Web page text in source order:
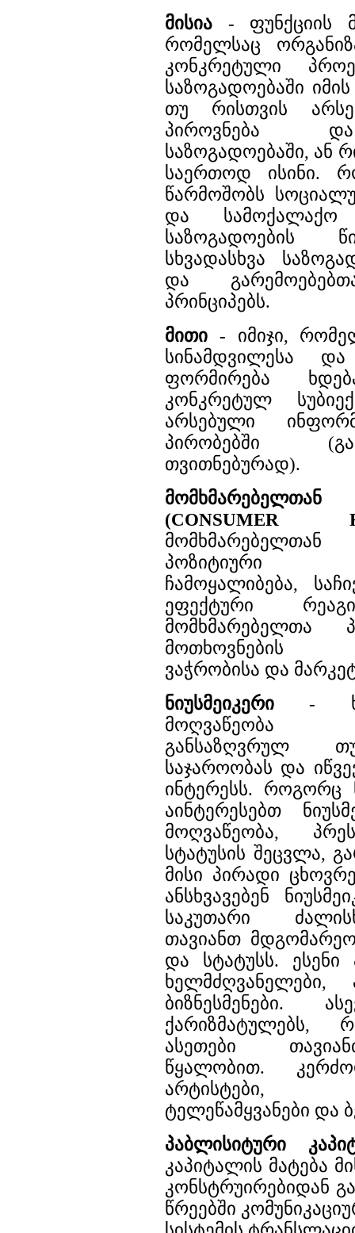
მისია - ფუნქციის
რომელსაც
კონკრეტული
საზოგადოებაში
თუ რისთვის
პიროვნება
საზოგადოებაში, ან
საერთოდ ისინი.
წარმოშობს
და სამოქალაქო
საზოგადოების
სხვადასხვა
და
პრინციპებს.
მითი - იმიჯი,
სინამდვილესა
ფორმირება
კონკრეტულ
არსებული
პირობებში
თვითნებურად).
(CONSUMER
პოზიტიური
ჩამოყალიბება,
ეფექტური
მომხმარებელთა
მოთხოვნების
ვაჭრობისა და
ნიუსმეიკერი -
მოღვაწეობა
განსაზღვრულ
საჯაროობას და
ინტერესს. როგორც
აინტერესებთ
მოღვაწეობა,
სტატუსის შეცვლა,
მისი პირადი
ანსხვავებენ
საკუთარი
თავიანთ
და სტატუსს. ესენი
ბიზნესმენები.
ქარიზმატულებს,
ასეთები
წყალობით.
არტისტები,
ტელეწამყვანები და
პაბლისიტური
კაპიტალის მატება
კონსტრუირებიდან
წრეებში